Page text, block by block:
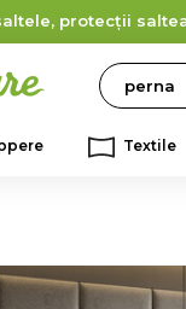
protecții
Search
Textile